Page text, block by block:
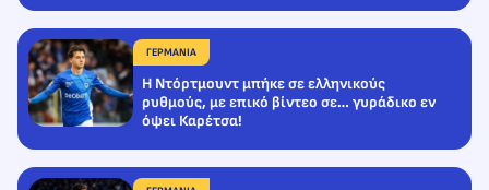
ΓΕΡΜΑΝΙΑ
Η Ντόρτμουντ μπήκε σε ελληνικούς
ρυθμούς, με επικό βίντεο σε… γυράδικο εν
όψει Καρέτσα!